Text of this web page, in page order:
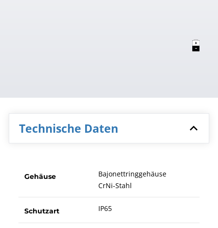
Technische Daten
Gehäuse
Bajonettringgehäuse
CrNi-Stahl
Schutzart IP65